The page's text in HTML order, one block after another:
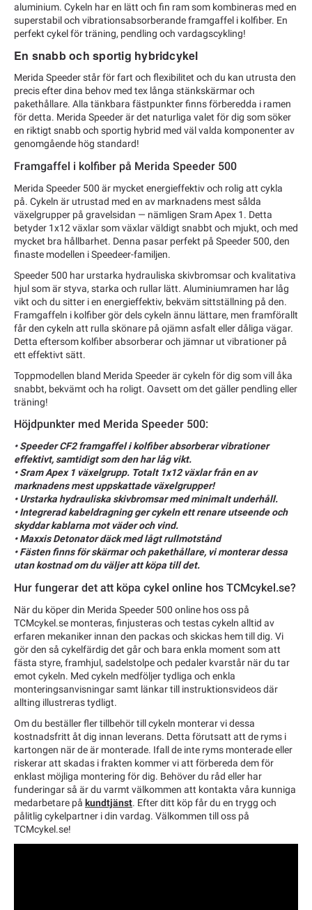
aluminium. Cykeln har en lätt och fin ram som kombineras med en
superstabil och vibrationsabsorberande framgaffel i kolfiber. En
perfekt cykel för träning, pendling och vardagscykling!
En snabb och sportig hybridcykel
Merida Speeder står för fart och flexibilitet och du kan utrusta den
precis efter dina behov med tex långa stänkskärmar och
pakethållare. Alla tänkbara fästpunkter finns förberedda i ramen
för detta. Merida Speeder är det naturliga valet för dig som söker
en riktigt snabb och sportig hybrid med väl valda komponenter av
genomgående hög standard!
Framgaffel i kolfiber på Merida Speeder 500
Merida Speeder 500 är mycket energieffektiv och rolig att cykla
på. Cykeln är utrustad med en av marknadens mest sålda
växelgrupper på gravelsidan — nämligen Sram Apex 1. Detta
betyder 1x12 växlar som växlar väldigt snabbt och mjukt, och med
mycket bra hållbarhet. Denna pasar perfekt på Speeder 500, den
finaste modellen i Speedeer-familjen.
Speeder 500 har urstarka hydrauliska skivbromsar och kvalitativa
hjul som är styva, starka och rullar lätt. Aluminiumramen har låg
vikt och du sitter i en energieffektiv, bekväm sittställning på den.
Framgaffeln i kolfiber gör dels cykeln ännu lättare, men framförallt
får den cykeln att rulla skönare på ojämn asfalt eller dåliga vägar.
Detta eftersom kolfiber absorberar och jämnar ut vibrationer på
ett effektivt sätt.
Toppmodellen bland Merida Speeder är cykeln för dig som vill åka
snabbt, bekvämt och ha roligt. Oavsett om det gäller pendling eller
träning!
Höjdpunkter med Merida Speeder 500:
• Speeder CF2 framgaffel i kolfiber absorberar vibrationer
effektivt, samtidigt som den har låg vikt.
• Sram Apex 1 växelgrupp. Totalt 1x12 växlar från en av
marknadens mest uppskattade växelgrupper!
• Urstarka hydrauliska skivbromsar med minimalt underhåll.
• Integrerad kabeldragning ger cykeln ett renare utseende och
skyddar kablarna mot väder och vind.
• Maxxis Detonator däck med lågt rullmotstånd
• Fästen finns för skärmar och pakethållare, vi monterar dessa
utan kostnad om du väljer att köpa till det.
Hur fungerar det att köpa cykel online hos TCMcykel.se?
När du köper din Merida Speeder 500 online hos oss på
TCMcykel.se monteras, finjusteras och testas cykeln alltid av
erfaren mekaniker innan den packas och skickas hem till dig. Vi
gör den så cykelfärdig det går och bara enkla moment som att
fästa styre, framhjul, sadelstolpe och pedaler kvarstår när du tar
emot cykeln. Med cykeln medföljer tydliga och enkla
monteringsanvisningar samt länkar till instruktionsvideos där
allting illustreras tydligt.
Om du beställer fler tillbehör till cykeln monterar vi dessa
kostnadsfritt åt dig innan leverans. Detta förutsatt att de ryms i
kartongen när de är monterade. Ifall de inte ryms monterade eller
riskerar att skadas i frakten kommer vi att förbereda dem för
enklast möjliga montering för dig. Behöver du råd eller har
funderingar så är du varmt välkommen att kontakta våra kunniga
medarbetare på kundtjänst. Efter ditt köp får du en trygg och
pålitlig cykelpartner i din vardag. Välkommen till oss på
TCMcykel.se!